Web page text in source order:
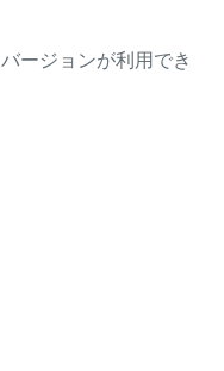
バージョンが利用でき